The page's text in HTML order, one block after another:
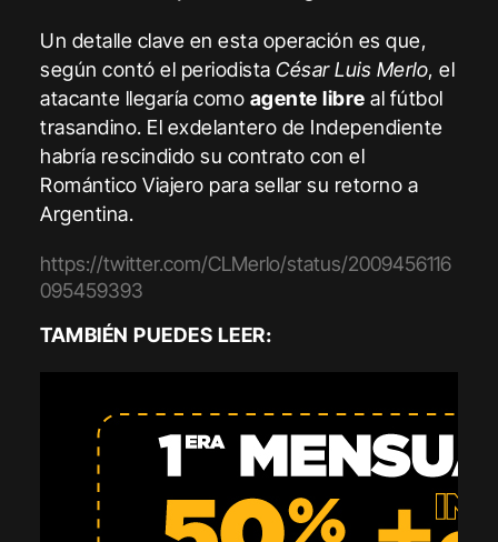
Un detalle clave en esta operación es que,
según contó el periodistaCésar Luis Merlo, el
atacante llegaría como agente libre al fútbol
trasandino. El exdelantero de Independiente
habría rescindido su contrato con el
Romántico Viajero para sellar su retorno a
Argentina.
https://twitter.com/CLMerlo/status/2009456116
095459393
TAMBIÉN PUEDES LEER: